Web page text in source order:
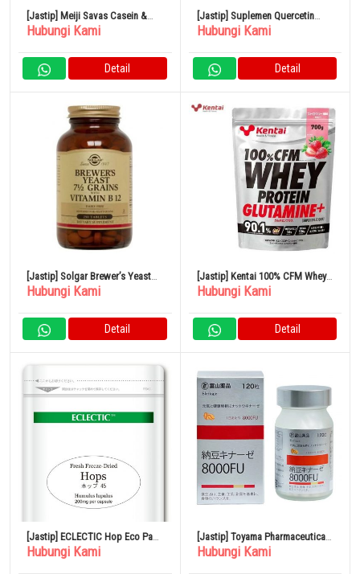
[Jastip] Meiji Savas Casein &
Whey MPC100 Rasa Kakao 210g
Hubungi Kami
Detail
[Jastip] Suplemen Quercetin
Suplemen Glikosida Cycloariin
Hubungi Kami
Detail
[Jastip] Solgar Brewer’s Yeast
Ragi Bir
Hubungi Kami
Detail
[Jastip] Kentai 100% CFM Whey
Protein Glutamine Plus Super
Hubungi Kami
Detail
[Jastip] ECLECTIC Hop Eco Pack
45 Kapsul
Hubungi Kami
[Jastip] Toyama Pharmaceutical
Natto Kinase 8000FU 120 Tablet
Hubungi Kami